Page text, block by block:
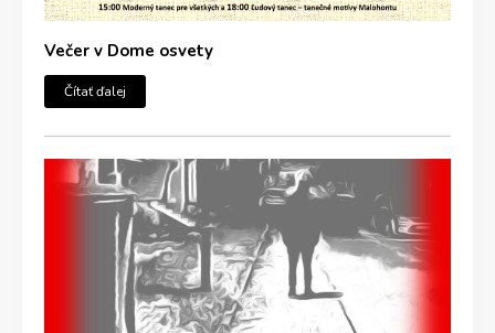
Večer v Dome osvety
Čítať ďalej